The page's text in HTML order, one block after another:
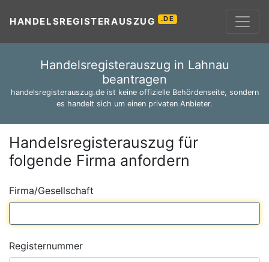
HANDELSREGISTERAUSZUG .DE
Handelsregisterauszug in Lahnau
beantragen
handelsregisterauszug.de ist keine offizielle Behördenseite, sondern
es handelt sich um einen privaten Anbieter.
Handelsregisterauszug für
folgende Firma anfordern
Firma/Gesellschaft
Registernummer